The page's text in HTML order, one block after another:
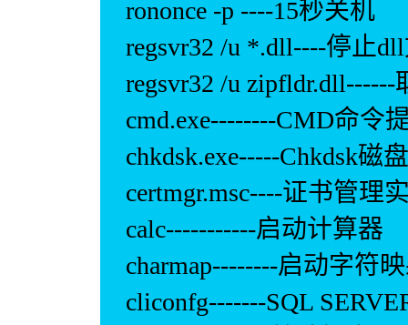
rononce -p ----15秒关机
regsvr32 /u *.dll----停止
regsvr32 /u zipfldr.dll------
cmd.exe--------CMD命令
chkdsk.exe-----Chkdsk磁
certmgr.msc----证书管理
calc-----------启动计算器
charmap--------启动字符
cliconfg-------SQL